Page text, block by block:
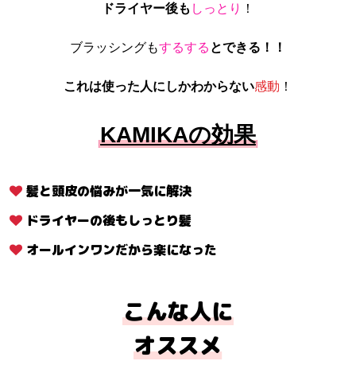
ドライヤー後も しっとり ！
ブラッシングもするする とできる！！
これは使った人にしかわからない感動 ！
KAMIKAの効果
髪と頭皮の悩みが一気に解決
ドライヤーの後もしっとり髪
オールインワンだから楽になった
こんな人に
オススメ